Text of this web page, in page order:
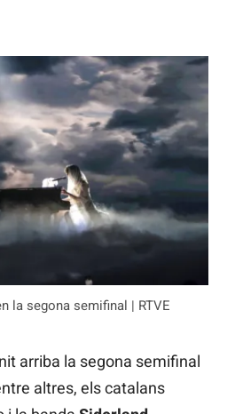
la segona semifinal | RTVE
arriba la segona semifinal
altres, els catalans